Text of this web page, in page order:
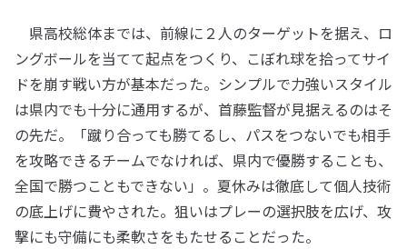
県高校総体までは、前線に２人のターゲットを据え、ロ
ングボールを当てて起点をつくり、こぼれ球を拾ってサイ
ドを崩す戦い方が基本だった。シンプルで力強いスタイル
は県内でも十分に通用するが、首藤監督が見据えるのはそ
の先だ。「蹴り合っても勝てるし、パスをつないでも相手
を攻略できるチームでなければ、県内で優勝することも、
全国で勝つこともできない」。夏休みは徹底して個人技術
の底上げに費やされた。狙いはプレーの選択肢を広げ、攻
撃にも守備にも柔軟さをもたせることだった。